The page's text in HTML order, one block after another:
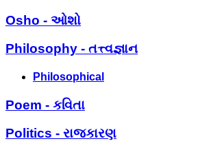
Osho - ઓશો
Philosophy - તત્ત્વજ્ઞાન
Philosophical
Poem - કવિતા
Politics - રાજકારણ